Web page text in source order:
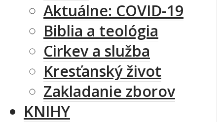
Aktuálne: COVID-19
Biblia a teológia
Cirkev a služba
Kresťanský život
Zakladanie zborov
KNIHY